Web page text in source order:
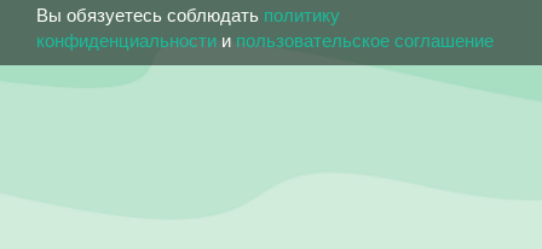
Вы обязуетесь соблюдать политику
конфиденциальности и пользовательское соглашение